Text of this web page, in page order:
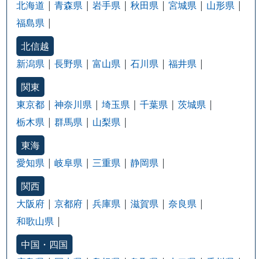
北海道
青森県 岩手県 秋田県 宮城県
山形県
福島県
北信越
新潟県
長野県 富山県 石川県
福井県
関東
東京都
神奈川県 埼玉県 千葉県
茨城県
栃木県
群馬県
山梨県
東海
愛知県
岐阜県 三重県
静岡県
関西
大阪府
京都府 兵庫県 滋賀県
奈良県
和歌山県
中国・四国